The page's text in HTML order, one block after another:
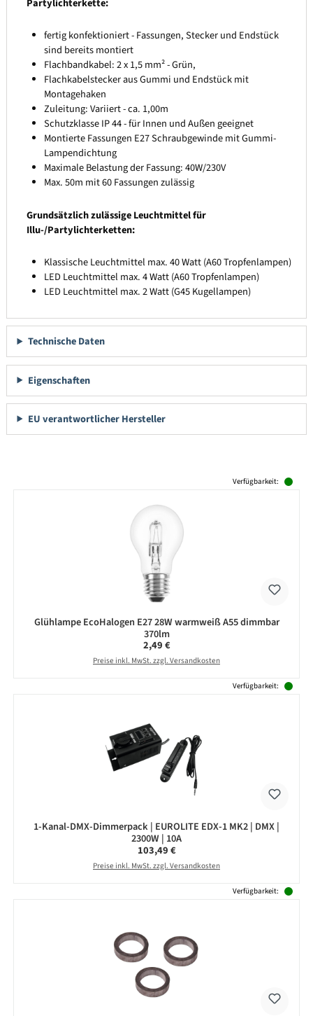
fertig konfektioniert - Fassungen, Stecker und Endstück
sind bereits montiert
Flachbandkabel: 2 x 1,5 mm² - Grün,
Flachkabelstecker aus Gummi und Endstück mit
Montagehaken
Zuleitung: Variiert - ca. 1,00m
Schutzklasse IP 44 - für Innen und Außen geeignet
Montierte Fassungen E27 Schraubgewinde mit Gummi-
Lampendichtung
Maximale Belastung der Fassung: 40W/230V
Max. 50m mit 60 Fassungen zulässig
Grundsätzlich zulässige Leuchtmittel für
Illu-/Partylichterketten:
Klassische Leuchtmittel max. 40 Watt (A60 Tropfenlampen)
LED Leuchtmittel max. 4 Watt (A60 Tropfenlampen)
LED Leuchtmittel max. 2 Watt (G45 Kugellampen)
Technische Daten
Eigenschaften
EU verantwortlicher Hersteller
Verfügbarkeit:
Glühlampe EcoHalogen E27 28W warmweiß A55 dimmbar
370lm
Regulärer Preis:
2,49 €
Preise inkl. MwSt. zzgl. Versandkosten
Verfügbarkeit:
1-Kanal-DMX-Dimmerpack | EUROLITE EDX-1 MK2 | DMX |
2300W | 10A
Regulärer Preis:
103,49 €
Preise inkl. MwSt. zzgl. Versandkosten
Verfügbarkeit: